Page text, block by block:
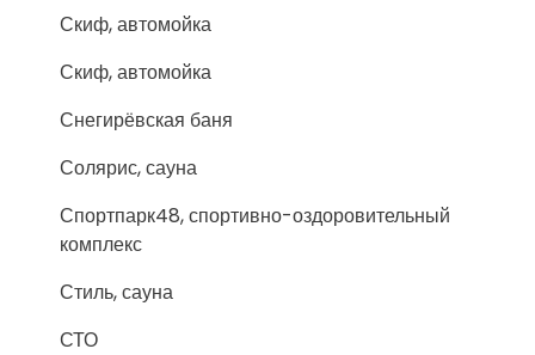
Скиф, автомойка
Скиф, автомойка
Снегирёвская баня
Солярис, сауна
Спортпарк48, спортивно-оздоровительный
комплекс
Стиль, сауна
СТО